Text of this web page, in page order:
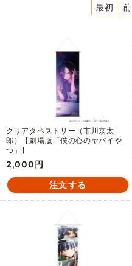
最初 前
クリアタペストリー（市川京太
郎）【劇場版「僕の心のヤバイや
つ」】
2,000円